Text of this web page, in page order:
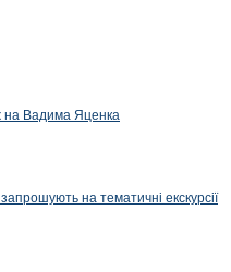
на Вадима Яценка
на тематичні екскурсії